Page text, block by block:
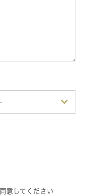
同意してください